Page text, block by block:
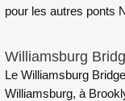
pour les autres ponts
Williamsburg
Le Williamsburg
Williamsburg, à